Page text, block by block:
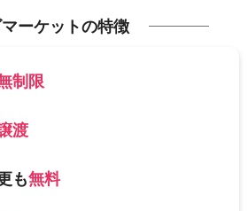
ーケットの特徴
制限
渡
も無料